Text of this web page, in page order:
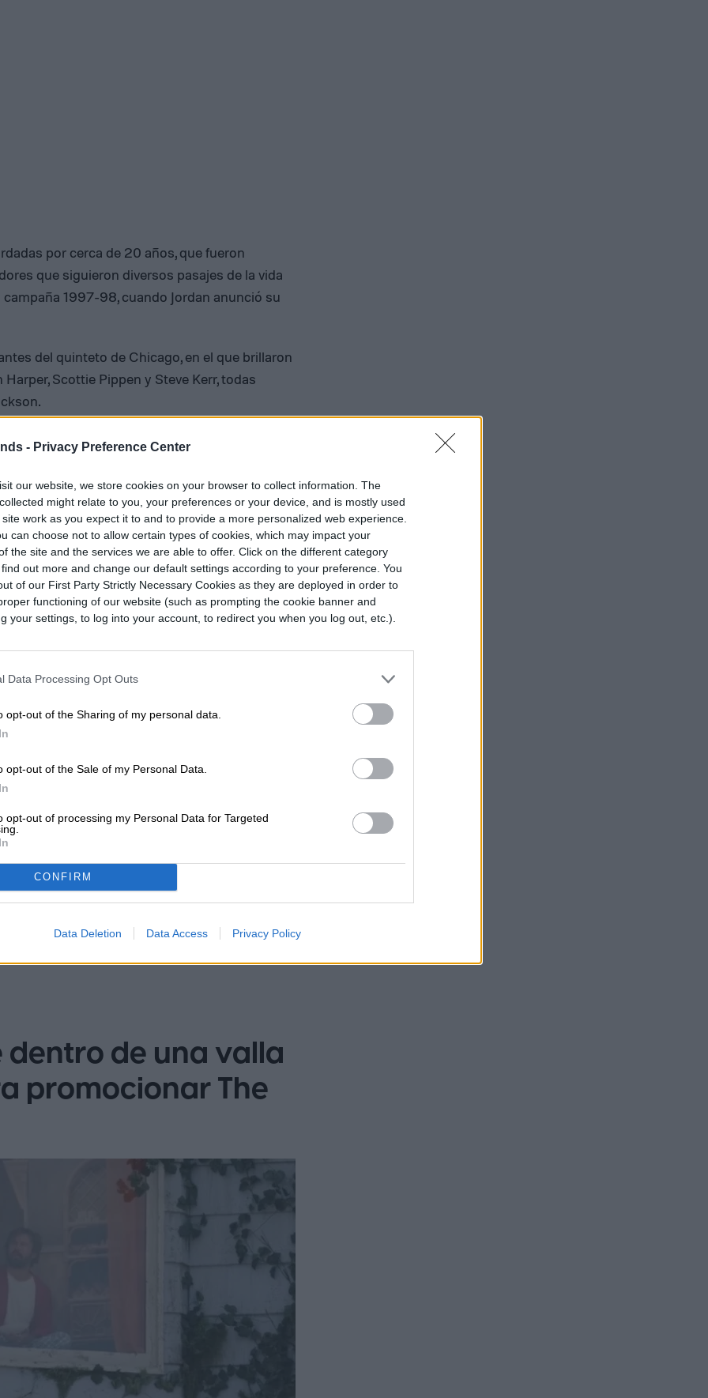
- Privacy Preference Center
our website, we store cookies on your browser to collect information. The
might relate to you, your preferences or your device, and is mostly used
work as you expect it to and to provide a more personalized web experience.
can choose not to allow certain types of cookies, which may impact your
the site and the services we are able to offer. Click on the different category
out more and change our default settings according to your preference. You
of our First Party Strictly Necessary Cookies as they are deployed in order to
functioning of our website (such as prompting the cookie banner and
your settings, to log into your account, to redirect you when you log out, etc.).
Data Processing Opt Outs
opt-out of the Sharing of my personal data.
opt-out of the Sale of my Personal Data.
opt-out of processing my Personal Data for Targeted
CONFIRM
Data Deletion Data Access Privacy Policy
por cerca de 20 años, que fueron
que siguieron diversos pasajes de la vida
1997-98, cuando Jordan anunció su
del quinteto de Chicago, en el que brillaron
Scottie Pippen y Steve Kerr, todas
pop seguidoras del equipo también están
hasta Kobe Bryant, pasando por los
Complex, Jordan también se muestra sincero
jugador de todos los tiempos en el
del primer avance, lanzado justamente en
ESPN por primera vez en mayo de 2018,
con la disputa de los playoffs de la NBA.
cerca de dos décadas como
públicas…
dentro de una valla
promocionar The